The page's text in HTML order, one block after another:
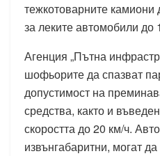
тежкотоварните камиони
за леките автомобили до
Агенция „Пътна
шофьорите да спазват
допустимост на
средства, както и
скоростта до 20 км/ч.
извънгабаритни, могат